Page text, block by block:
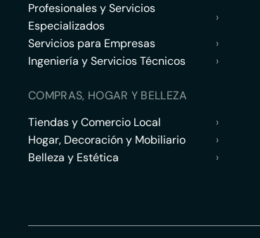
Profesionales y Servicios
Especializados
›
Servicios para Empresas
›
Ingeniería y Servicios Técnicos
›
COMPRAS, HOGAR Y BELLEZA
Tiendas y Comercio Local
›
Hogar, Decoración y Mobiliario
›
Belleza y Estética
›